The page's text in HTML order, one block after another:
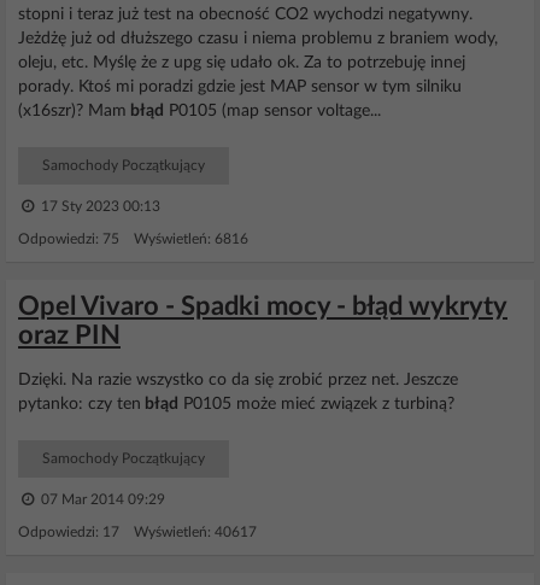
stopni i teraz już test na obecność CO2 wychodzi negatywny.
Jeżdżę już od dłuższego czasu i niema problemu z braniem wody,
oleju, etc. Myślę że z upg się udało ok. Za to potrzebuję innej
porady. Ktoś mi poradzi gdzie jest MAP sensor w tym silniku
(x16szr)? Mam błąd P0105 (map sensor voltage...
Samochody Początkujący
17 Sty 2023 00:13
Odpowiedzi: 75 Wyświetleń: 6816
Opel Vivaro - Spadki mocy - błąd wykryty
oraz PIN
Dzięki. Na razie wszystko co da się zrobić przez net. Jeszcze
pytanko: czy ten błąd P0105 może mieć związek z turbiną?
Samochody Początkujący
07 Mar 2014 09:29
Odpowiedzi: 17 Wyświetleń: 40617